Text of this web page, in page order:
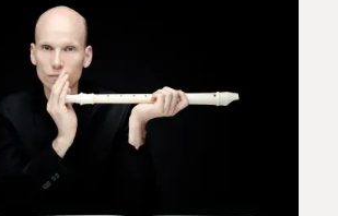
man am Ende nicht zufrieden ist. Am
waren die Einspringer
Da gab es schon auch einen
Das hat sich dann oft auch
ich bekam so einige meiner
amerikanischen Orchestern.
kommt man an und hat
gewonnen, weil man das Konzert